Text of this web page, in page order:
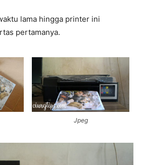
lama hingga printer ini
pertamanya.
Jpeg